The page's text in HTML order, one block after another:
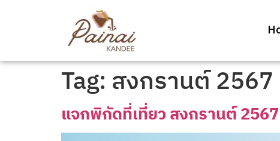
Tag: สงกรานต์ 2567
แจกพิกัดที่เที่ยว สงกรานต์